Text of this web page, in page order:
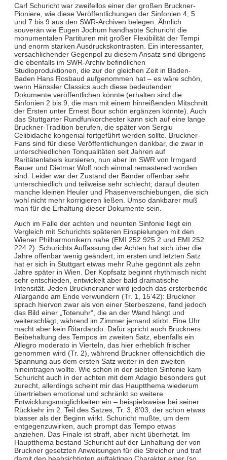
Carl Schuricht war zweifellos einer der großen Bruckner-
Pioniere, wie diese Veröffentlichungen der Sinfonien 4, 5
und 7 bis 9 aus den SWR-Archiven belegen. Ähnlich
souverän wie Eugen Jochum handhabte Schuricht die
monumentalen Partituren mit großer Flexibilität der Tempi
und enorm starken Ausdruckskontrasten. Ein interessanter,
versachlichender Gegenpol zu diesem Ansatz sind übrigens
die ebenfalls im SWR-Archiv befindlichen
Studioproduktionen, die zur der gleichen Zeit in Baden-
Baden Hans Rosbaud aufgenommen hat – es wäre schön,
wenn Hänssler Classics auch diese bedeutenden
Dokumente veröffentlichen könnte (erhalten sind die
Sinfonien 2 bis 9, die man mit einem hinreißenden Mitschnitt
der Ersten unter Ernest Bour schön ergänzen könnte). Auch
das Stuttgarter Rundfunkorchester kann sich auf eine lange
Bruckner-Tradition berufen, die später von Sergiu
Celibidache kongenial fortgeführt werden sollte. Bruckner-
Fans sind für diese Veröffentlichungen dankbar, die zwar in
unterschiedlichen Tonqualitäten seit Jahren auf
Raritätenlabels kursieren, nun aber im SWR von Irmgard
Bauer und Dietmar Wolf noch einmal remastered worden
sind. Leider war der Zustand der Bänder offenbar sehr
unterschiedlich und teilweise sehr schlecht; darauf deuten
manche kleinen Heuler und Phasenverschiebungen, die sich
wohl nicht mehr korrigieren ließen. Umso dankbarer muß
man für die Erhaltung dieser Dokumente sein.
Auch im Falle der achten und neunten Sinfonie liegt ein
Vergleich mit Schurichts späteren Einspielungen mit den
Wiener Philharmonikern nahe (EMI 252 925 2 und EMI 252
224 2). Schurichts Auffassung der Achten hat sich über die
Jahre offenbar wenig geändert; im ersten und letzten Satz
hat er sich in Stuttgart etwas mehr Ruhe gegönnt als zehn
Jahre später in Wien. Der Kopfsatz beginnt rhythmisch nicht
sehr entschieden, entwickelt aber bald dramatische
Intensität. Jeden Brucknerianer wird jedoch das ersterbende
Allargando am Ende verwundern (Tr. 1, 15’42): Bruckner
sprach hiervon zwar als von einer Sterbeszene, fand jedoch
das Bild einer „Totenuhr“, die an der Wand hängt und
weiterschlägt, während im Zimmer jemand stirbt. Eine Uhr
macht aber kein Ritardando. Dafür spricht auch Bruckners
Beibehaltung des Tempos im zweiten Satz, ebenfalls ein
Allegro moderato in Vierteln, das hier erheblich frischer
genommen wird (Tr. 2), während Bruckner offensichtlich die
Spannung aus dem ersten Satz weiter in den zweiten
hineintragen wollte. Wie schon in der siebten Sinfonie kam
Schuricht auch in der achten mit dem Adagio besonders gut
zurecht, allerdings scheint mir das Hauptthema wiederum
übertrieben emotional und schränkt so weitere
Entwicklungsmöglichkeiten ein – beispielsweise bei seiner
Rückkehr im 2. Teil des Satzes, Tr. 3, 8’03, der schon etwas
blasser als der Beginn wirkt. Schuricht mußte, um dem
entgegenzuwirken, auch prompt das Tempo etwas
anziehen. Das Finale ist straff, aber nicht überhetzt. Im
Hauptthema bestand Schuricht auf der Einhaltung der von
Bruckner gesetzten Anweisungen für die Streicher und traf